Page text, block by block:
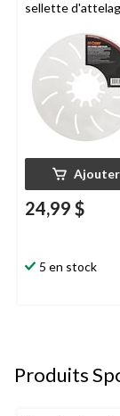
sellette
Ajouter
24,99 $
5 en stock
Produits